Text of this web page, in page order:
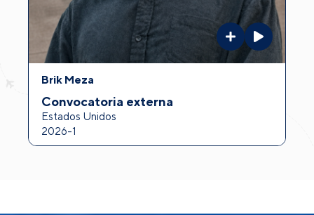
Brik Meza
Convocatoria externa
Estados Unidos
2026-1